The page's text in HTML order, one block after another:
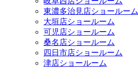
東濃多治見店ショールーム
大垣店ショールーム
可児店ショールーム
桑名店ショールーム
四日市店ショールーム
津店ショールーム